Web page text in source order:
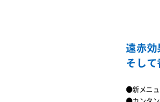
遠赤効
そし
●新メニュ